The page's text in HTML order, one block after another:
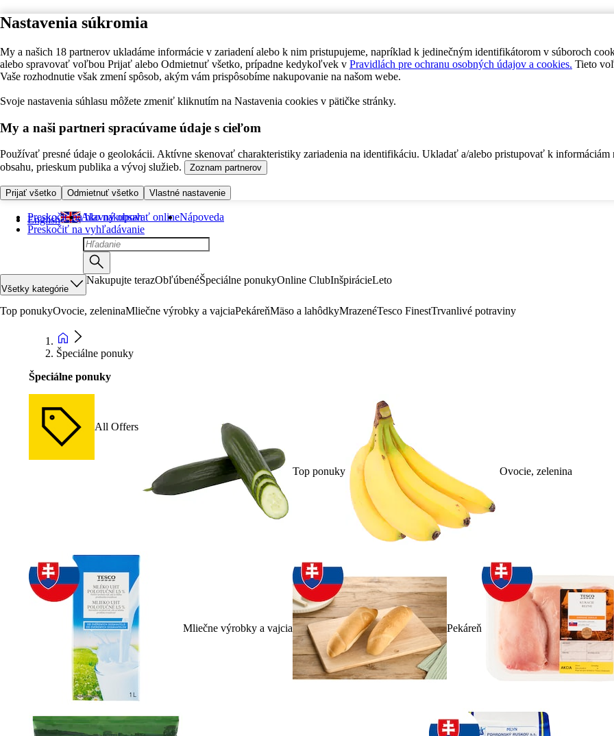
Nastavenia súkromia
My a našich 18 partnerov ukladáme informácie v zariadení alebo k nim pristupujeme, napríklad k jedinečným identifikátorom v súboroch
alebo spravovať voľbou Prijať alebo Odmietnuť všetko, prípadne kedykoľvek v Pravidlách pre ochranu osobných údajov a cookies. Tieto
Vaše rozhodnutie však zmení spôsob, akým vám prispôsobíme nakupovanie na našom webe.
Svoje nastavenia súhlasu môžete zmeniť kliknutím na Nastavenia cookies v pätičke stránky.
My a naši partneri spracúvame údaje s cieľom
Používať presné údaje o geolokácii. Aktívne skenovať charakteristiky zariadenia na identifikáciu. Ukladať a/alebo pristupovať k informáciám
obsahu, prieskum publika a vývoj služieb.
Zoznam partnerov
Prijať všetko Odmietnuť všetko Vlastné nastavenie
Preskočiť na hlavný obsah
Preskočiť na vyhľadávanie
English Ako nakupovať onlineNápoveda
Všetky kategórie
Nakupujte terazObľúbenéŠpeciálne ponukyOnline ClubInšpirácieLeto
Top ponukyOvocie, zeleninaMliečne výrobky a vajciaPekáreňMäso a lahôdkyMrazenéTesco FinestTrvanlivé potraviny
Špeciálne ponuky
Špeciálne ponuky
All Offers
Top ponuky Ovocie, zelenina
Mliečne výrobky a vajcia Pekáreň